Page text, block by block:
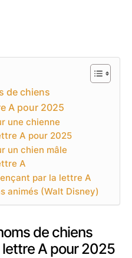
de chiens
A pour 2025
une chienne
A pour 2025
un chien mâle
A
par la lettre A
animés (Walt Disney)
de chiens
A pour 2025